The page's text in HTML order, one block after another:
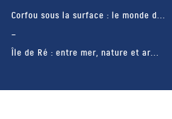
Corfou sous la surface : le monde d...
Île de Ré : entre mer, nature et ar...